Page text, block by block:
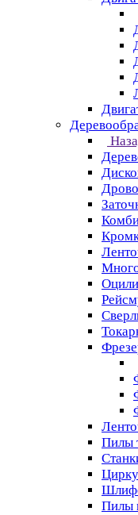
Пилы
Пилы